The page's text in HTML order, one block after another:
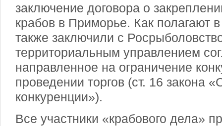
заключение договора о
крабов в Приморье. Как полагают
также заключили с
территориальным управлением
направленное на ограничение
проведении торгов (ст. 16 закона
конкуренции»).
Все участники «крабового дела»